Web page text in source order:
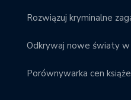
Rozwiązuj kryminalne
Odkrywaj nowe światy w
Porównywarka cen